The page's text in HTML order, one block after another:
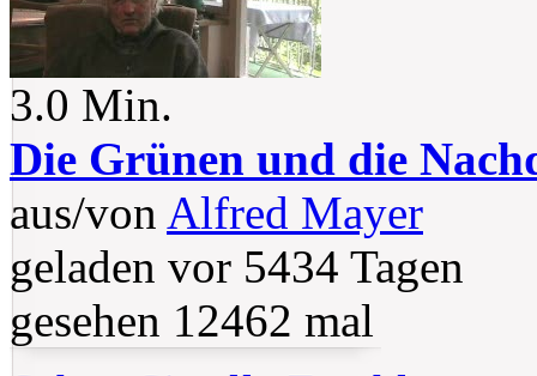
3.0 Min.
Die Grünen und die
aus/von Alfred Mayer
geladen vor 5434 Tagen
gesehen 12462 mal